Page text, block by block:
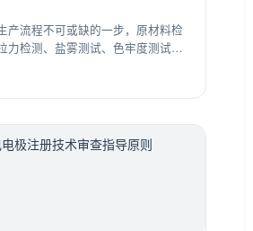
产流程不可或缺的一步，原材料检
力检测、盐雾测试、色牢度测试、